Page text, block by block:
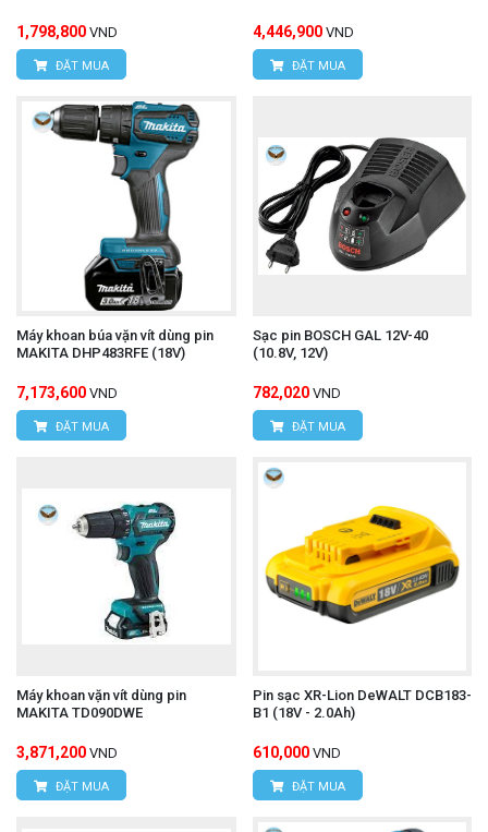
1,798,800 VND
ĐẶT MUA
4,446,900 VND
ĐẶT MUA
Máy khoan búa vặn vít dùng pin
MAKITA DHP483RFE (18V)
7,173,600 VND
ĐẶT MUA
Sạc pin BOSCH GAL 12V-40
(10.8V, 12V)
782,020 VND
ĐẶT MUA
Máy khoan vặn vít dùng pin
MAKITA TD090DWE
3,871,200 VND
ĐẶT MUA
Pin sạc XR-Lion DeWALT DCB183-
B1 (18V - 2.0Ah)
610,000 VND
ĐẶT MUA